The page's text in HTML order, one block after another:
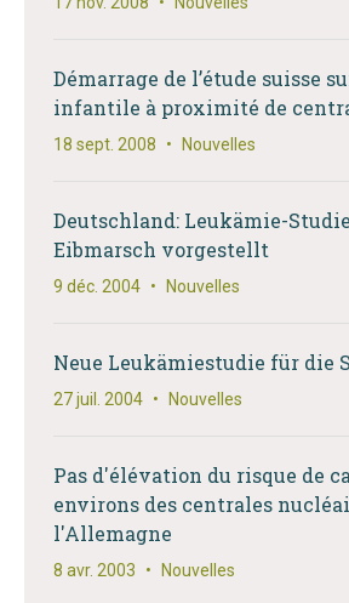
Démarrage de l’étude suisse
infantile à proximité de
18 sept. 2008 • Nouvelles
Deutschland: Leukämie-
Eibmarsch vorgestellt
9 déc. 2004 • Nouvelles
Neue Leukämiestudie für die
27 juil. 2004 • Nouvelles
Pas d'élévation du risque de
environs des centrales
l'Allemagne
8 avr. 2003 • Nouvelles